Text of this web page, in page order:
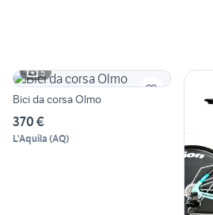
5
Bici da corsa Olmo
370 €
L'Aquila (AQ)